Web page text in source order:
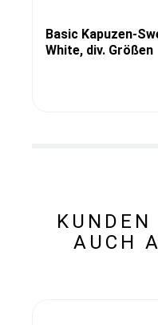
Basic Kapuzen-
White, div. Größen
AUCH